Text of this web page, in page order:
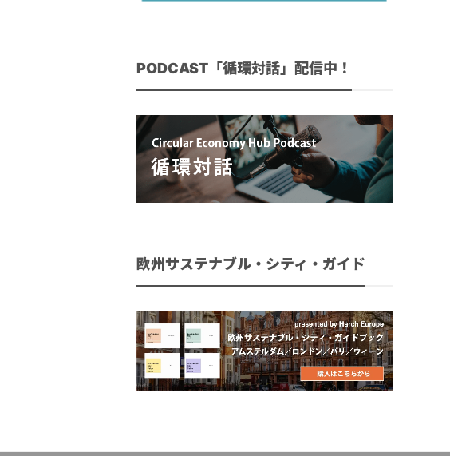
PODCAST「循環対話」配信中！
欧州サステナブル・シティ・ガイド